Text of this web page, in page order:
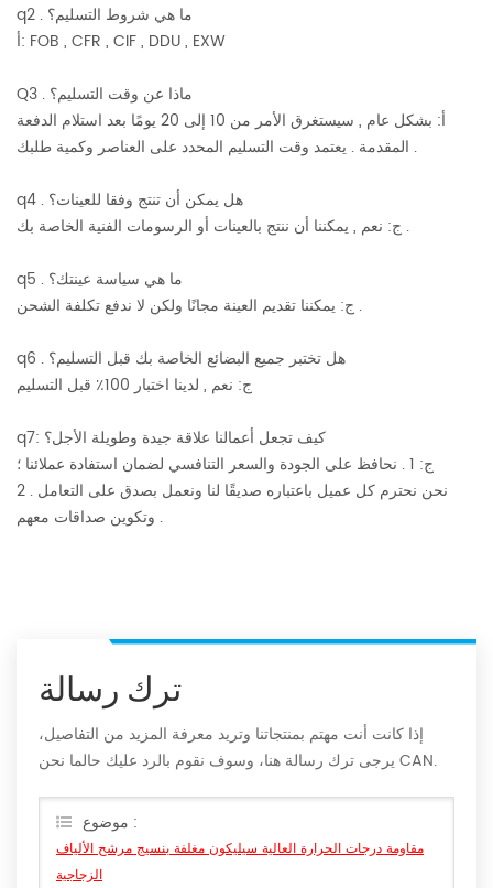
q2 . ما هي شروط التسليم؟
أ: FOB , CFR , CIF , DDU , EXW
Q3 . ماذا عن وقت التسليم؟
أ: بشكل عام , سيستغرق الأمر من 10 إلى 20 يومًا بعد استلام الدفعة
المقدمة . يعتمد وقت التسليم المحدد على العناصر وكمية طلبك .
q4 . هل يمكن أن تنتج وفقا للعينات؟
ج: نعم , يمكننا أن ننتج بالعينات أو الرسومات الفنية الخاصة بك .
q5 . ما هي سياسة عينتك؟
ج: يمكننا تقديم العينة مجانًا ولكن لا ندفع تكلفة الشحن .
q6 . هل تختبر جميع البضائع الخاصة بك قبل التسليم؟
ج: نعم , لدينا اختبار 100٪ قبل التسليم
q7: كيف تجعل أعمالنا علاقة جيدة وطويلة الأجل؟
ج: 1 . نحافظ على الجودة والسعر التنافسي لضمان استفادة عملائنا ؛
2 . نحن نحترم كل عميل باعتباره صديقًا لنا ونعمل بصدق على التعامل
وتكوين صداقات معهم .
ترك رسالة
إذا كانت أنت مهتم بمنتجاتنا وتريد معرفة المزيد من التفاصيل،
يرجى ترك رسالة هنا، وسوف نقوم بالرد عليك حالما نحن CAN.
موضوع :
مقاومة درجات الحرارة العالية سيليكون مغلفة بنسيج مرشح الألياف
الزجاجية